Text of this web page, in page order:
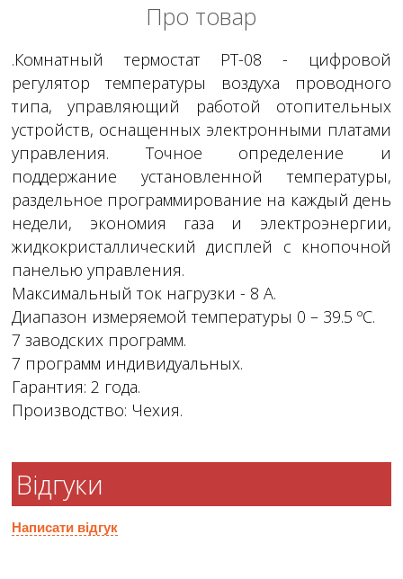
Про товар
.Комнатный термостат PT-08 - цифровой
регулятор температуры воздуха проводного
типа, управляющий работой отопительных
устройств, оснащенных электронными платами
управления. Точное определение и
поддержание установленной температуры,
раздельное программирование на каждый день
недели, экономия газа и электроэнергии,
жидкокристаллический дисплей с кнопочной
панелью управления.
Максимальный ток нагрузки - 8 А.
Диапазон измеряемой температуры 0 – 39.5 ºС.
7 заводских программ.
7 программ индивидуальных.
Гарантия: 2 года.
Производство: Чехия.
Відгуки
Написати відгук